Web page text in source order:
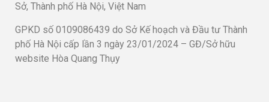
Sở, Thành phố Hà Nội, Việt Nam
GPKD số 0109086439 do Sở Kế hoạch và Đầu tư Thành
phố Hà Nội cấp lần 3 ngày 23/01/2024 – GĐ/Sở hữu
website Hòa Quang Thụy